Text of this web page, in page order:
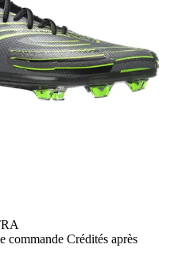
commande Crédités après